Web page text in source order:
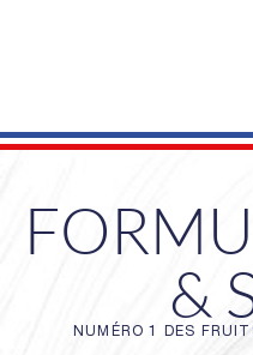
&
NUMÉRO 1 DES